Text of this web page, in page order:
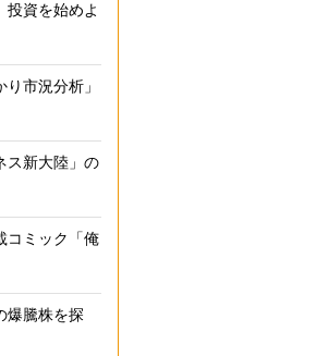
投資を始めよ
市況分析」
ス新大陸」の
コミック「俺
爆騰株を探